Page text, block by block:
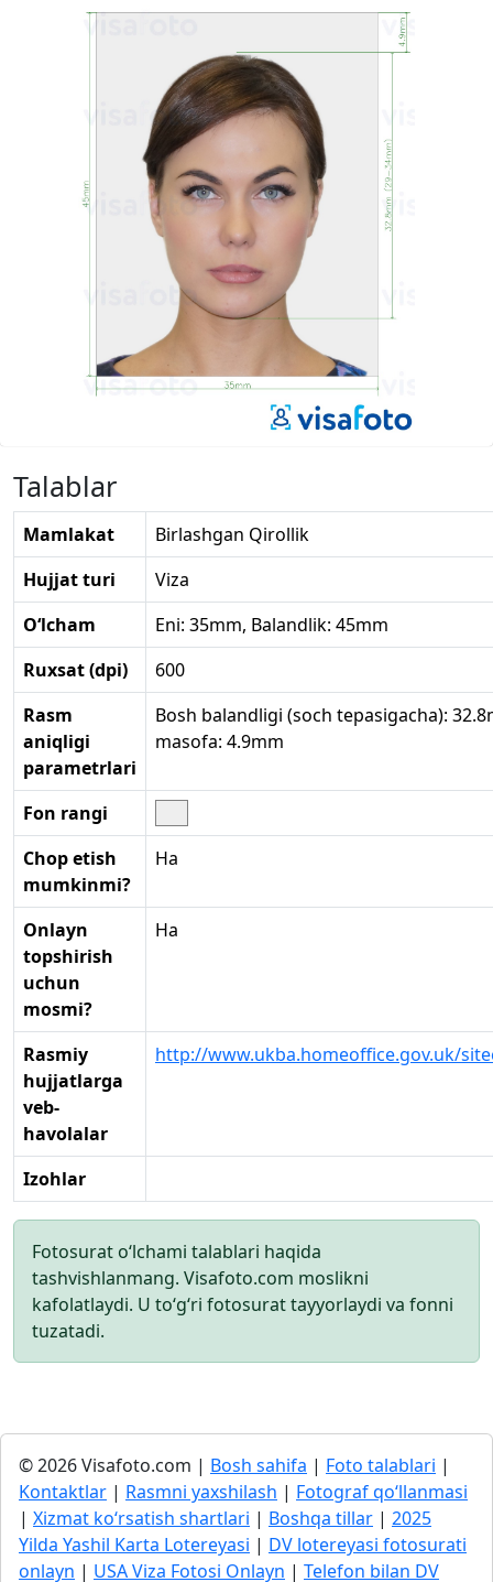
Talablar
Mamlakat
Birlashgan Qirollik
Hujjat turi
Viza
O‘lcham
Eni: 35mm, Balandlik: 45mm
Ruxsat (dpi)
600
Rasm
aniqligi
parametrlari
Bosh balandligi (soch tepasigacha):
masofa: 4.9mm
Fon rangi
Chop etish
mumkinmi?
Ha
Onlayn
topshirish
uchun
mosmi?
Ha
Rasmiy
hujjatlarga
veb-
havolalar
http://www.ukba.homeoffice.gov.uk/
Izohlar
Fotosurat o‘lchami talablari haqida
tashvishlanmang. Visafoto.com moslikni
kafolatlaydi. U to‘g‘ri fotosurat tayyorlaydi va fonni
tuzatadi.
© 2026 Visafoto.com | Bosh sahifa | Foto talablari |
Kontaktlar | Rasmni yaxshilash | Fotograf qo‘llanmasi
| Xizmat ko‘rsatish shartlari | Boshqa tillar | 2025
Yilda Yashil Karta Lotereyasi | DV lotereyasi fotosurati
onlayn | USA Viza Fotosi Onlayn | Telefon bilan DV